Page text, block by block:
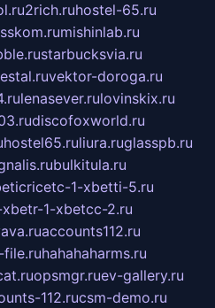
2rich.ruhostel-65.ru
mishinlab.ru
starbucksvia.ru
vektor-doroga.ru
lenasever.rulovinskix.ru
discofoxworld.ru
hostel65.ruliura.ruglasspb.ru
bulkitula.ru
1-xbetti-5.ru
1-xbetcc-2.ru
accounts112.ru
hahahaharms.ru
opsmgr.ruev-gallery.ru
112.rucsm-demo.ru